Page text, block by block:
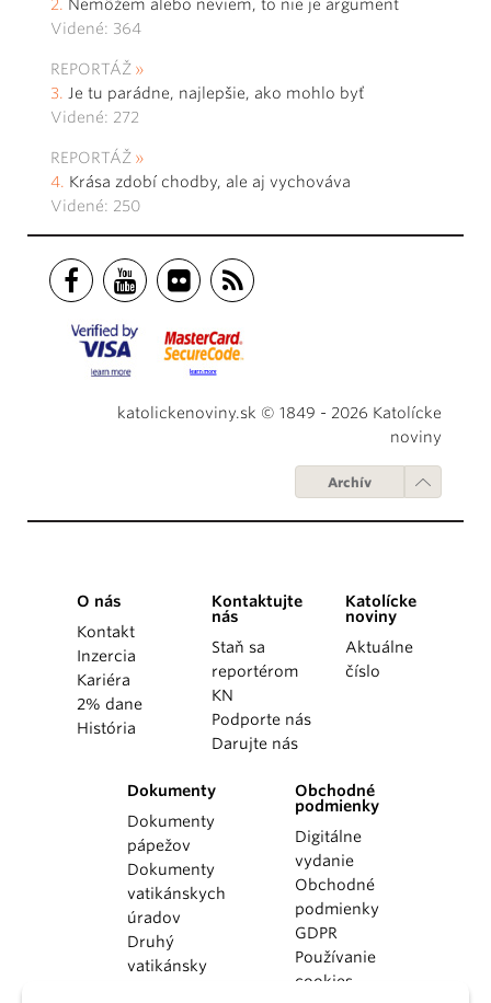
Nemôžem alebo neviem, to nie je argument
Videné: 364
REPORTÁŽ
Je tu parádne, najlepšie, ako mohlo byť
Videné: 272
REPORTÁŽ
Krása zdobí chodby, ale aj vychováva
Videné: 250
katolickenoviny.sk © 1849 - 2026 Katolícke
noviny
Archív
O nás
Kontakt
Inzercia
Kariéra
2% dane
História
Kontaktujte
nás
Staň sa
reportérom
KN
Podporte nás
Darujte nás
Katolícke
noviny
Aktuálne
číslo
Dokumenty
Dokumenty
pápežov
Dokumenty
vatikánskych
úradov
Druhý
vatikánsky
Obchodné
podmienky
Digitálne
vydanie
Obchodné
podmienky
GDPR
Používanie
cookies